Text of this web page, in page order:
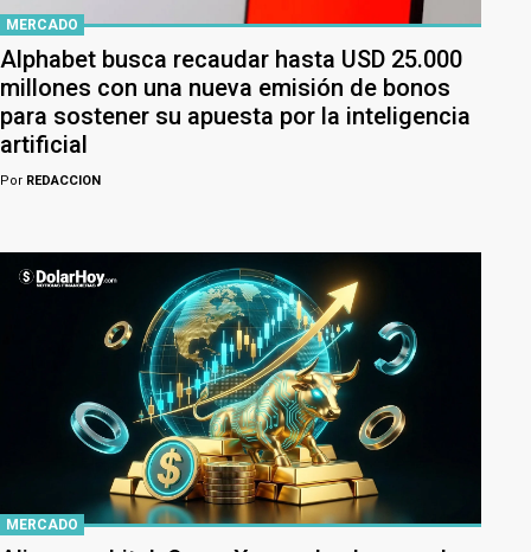
MERCADO
Alphabet busca recaudar hasta USD 25.000
millones con una nueva emisión de bonos
para sostener su apuesta por la inteligencia
artificial
Por REDACCION
MERCADO